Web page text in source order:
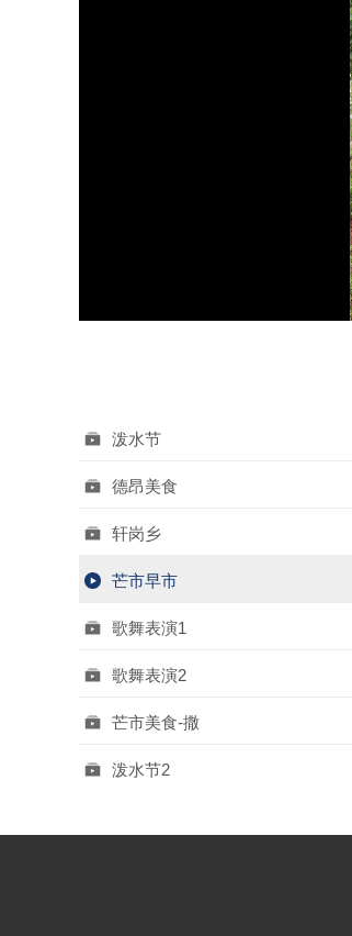
泼水节
德昂美食
轩岗乡
芒市早市
歌舞表演1
歌舞表演2
芒市美食-撒
泼水节2